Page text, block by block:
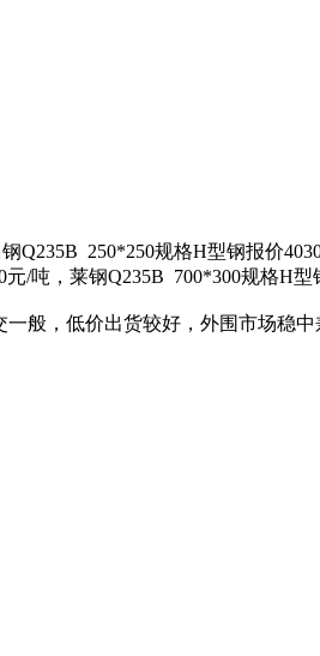
250*250规格H型钢报价
/吨，莱钢Q235B 700*300规格H型
，低价出货较好，外围市场稳